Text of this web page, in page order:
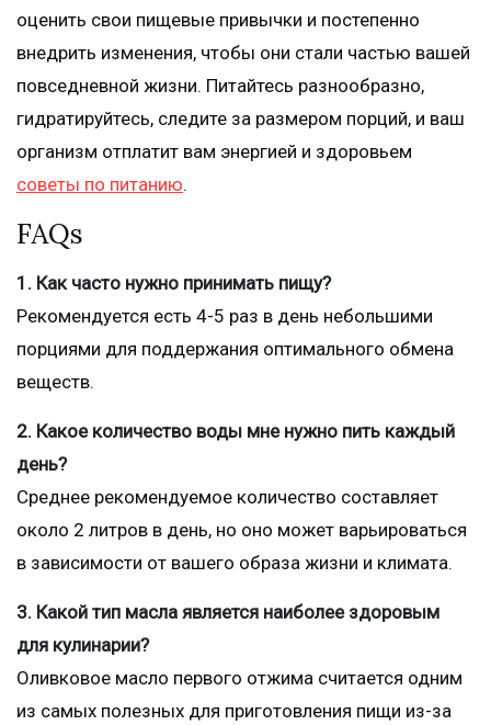
оценить свои пищевые привычки и постепенно
внедрить изменения, чтобы они стали частью вашей
повседневной жизни. Питайтесь разнообразно,
гидратируйтесь, следите за размером порций, и ваш
организм отплатит вам энергией и здоровьем
советы по питанию.
FAQs
1. Как часто нужно принимать пищу?
Рекомендуется есть 4-5 раз в день небольшими
порциями для поддержания оптимального обмена
веществ.
2. Какое количество воды мне нужно пить каждый
день?
Среднее рекомендуемое количество составляет
около 2 литров в день, но оно может варьироваться
в зависимости от вашего образа жизни и климата.
3. Какой тип масла является наиболее здоровым
для кулинарии?
Оливковое масло первого отжима считается одним
из самых полезных для приготовления пищи из-за